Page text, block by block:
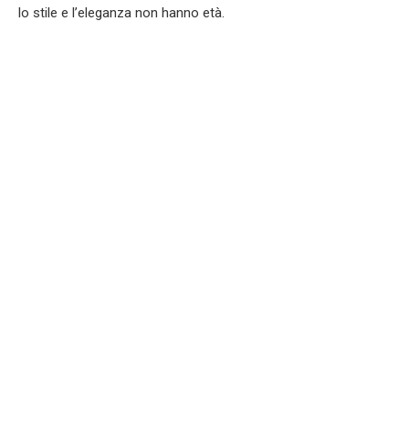
lo stile e l’eleganza non hanno età.